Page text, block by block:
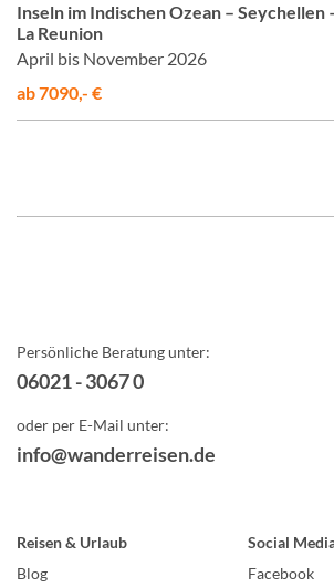
Inseln im Indischen Ozean – Seychellen
La Reunion
April bis November 2026
ab 7090,- €
Persönliche Beratung unter:
06021 - 3067 0
oder per E-Mail unter:
info@wanderreisen.de
Reisen & Urlaub
Blog
Social
Facebook